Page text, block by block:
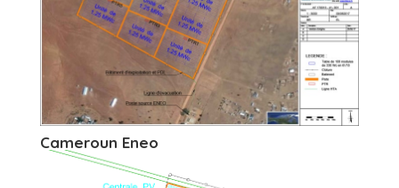
Cameroun Eneo